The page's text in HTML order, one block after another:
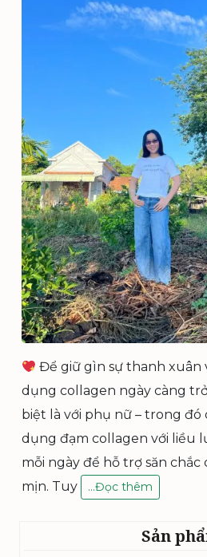
Để giữ gìn sự thanh xuân
dụng collagen ngày càng
biệt là với phụ nữ – trong đó
dụng đạm collagen với liều
mỗi ngày để hỗ trợ săn chắc
mịn. Tuy
…C
O
Đọc thêm
Sản